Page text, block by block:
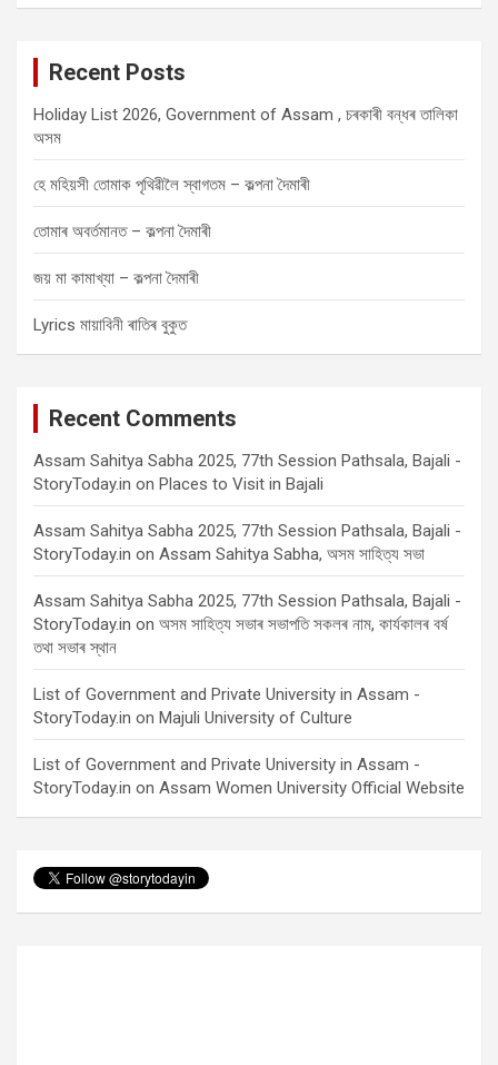
Recent Posts
Holiday List 2026, Government of Assam , চৰকাৰী বন্ধৰ তালিকা
অসম
হে মহিয়সী তোমাক পৃথিৱীলৈ স্বাগতম – কল্পনা দৈমাৰী
তোমাৰ অবৰ্তমানত – কল্পনা দৈমাৰী
জয় মা কামাখ্যা – কল্পনা দৈমাৰী
Lyrics মায়াবিনী ৰাতিৰ বুকুত
Recent Comments
Assam Sahitya Sabha 2025, 77th Session Pathsala, Bajali -
StoryToday.in on Places to Visit in Bajali
Assam Sahitya Sabha 2025, 77th Session Pathsala, Bajali -
StoryToday.in on Assam Sahitya Sabha, অসম সাহিত্য সভা
Assam Sahitya Sabha 2025, 77th Session Pathsala, Bajali -
StoryToday.in on অসম সাহিত্য সভাৰ সভাপতি সকলৰ নাম, কাৰ্যকালৰ বৰ্ষ
তথা সভাৰ স্থান
List of Government and Private University in Assam -
StoryToday.in on Majuli University of Culture
List of Government and Private University in Assam -
StoryToday.in on Assam Women University Official Website